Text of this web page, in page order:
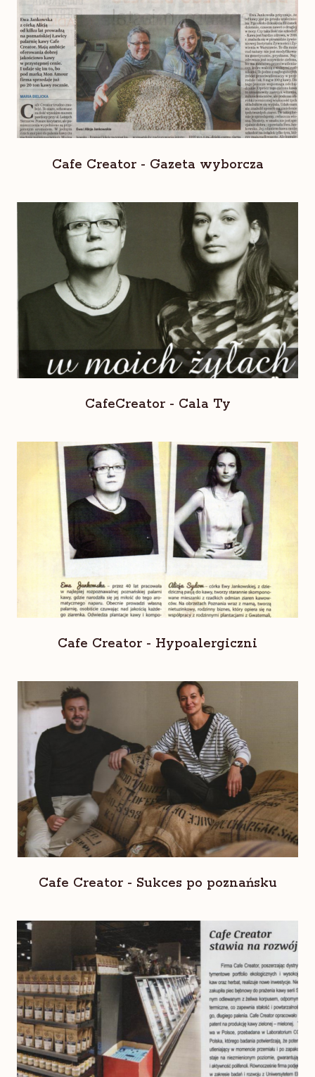
Cafe Creator - Gazeta wyborcza
CafeCreator - Cala Ty
Cafe Creator - Hypoalergiczni
Cafe Creator - Sukces po poznańsku